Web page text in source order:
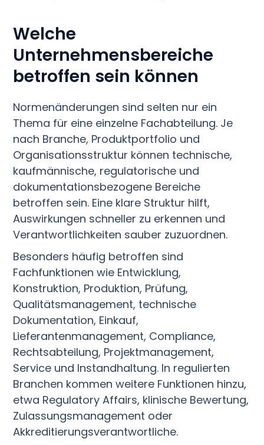
Welche
Unternehmensbereiche
betroffen sein können
Normenänderungen sind selten nur ein
Thema für eine einzelne Fachabteilung. Je
nach Branche, Produktportfolio und
Organisationsstruktur können technische,
kaufmännische, regulatorische und
dokumentationsbezogene Bereiche
betroffen sein. Eine klare Struktur hilft,
Auswirkungen schneller zu erkennen und
Verantwortlichkeiten sauber zuzuordnen.
Besonders häufig betroffen sind
Fachfunktionen wie Entwicklung,
Konstruktion, Produktion, Prüfung,
Qualitätsmanagement, technische
Dokumentation, Einkauf,
Lieferantenmanagement, Compliance,
Rechtsabteilung, Projektmanagement,
Service und Instandhaltung. In regulierten
Branchen kommen weitere Funktionen hinzu,
etwa Regulatory Affairs, klinische Bewertung,
Zulassungsmanagement oder
Akkreditierungsverantwortliche.